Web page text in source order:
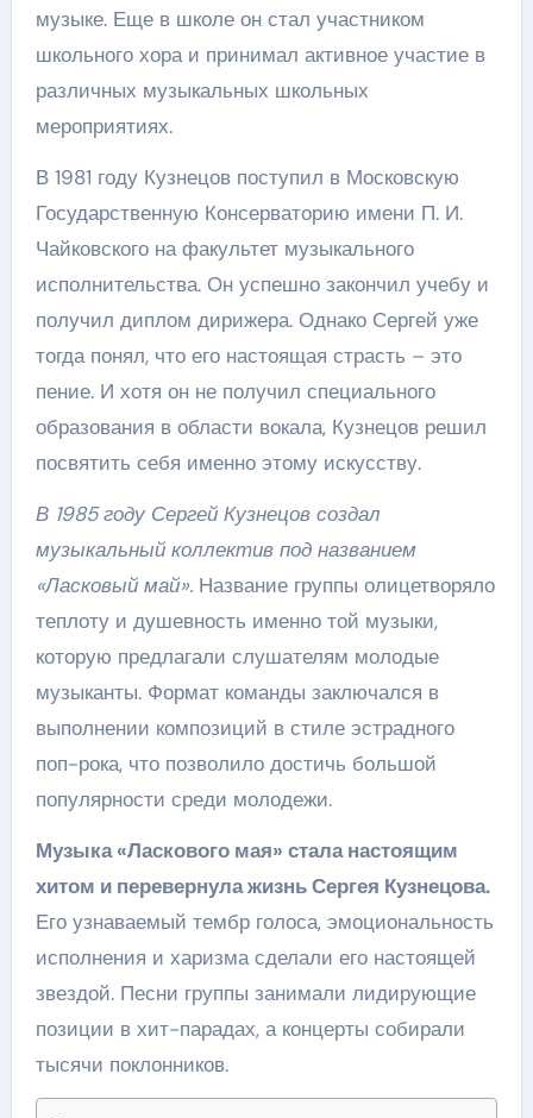
музыке. Еще в школе он стал участником
школьного хора и принимал активное участие в
различных музыкальных школьных
мероприятиях.
В 1981 году Кузнецов поступил в Московскую
Государственную Консерваторию имени П. И.
Чайковского на факультет музыкального
исполнительства. Он успешно закончил учебу и
получил диплом дирижера. Однако Сергей уже
тогда понял, что его настоящая страсть – это
пение. И хотя он не получил специального
образования в области вокала, Кузнецов решил
посвятить себя именно этому искусству.
В 1985 году Сергей Кузнецов создал
музыкальный коллектив под названием
«Ласковый май».Название группы олицетворяло
теплоту и душевность именно той музыки,
которую предлагали слушателям молодые
музыканты. Формат команды заключался в
выполнении композиций в стиле эстрадного
поп-рока, что позволило достичь большой
популярности среди молодежи.
Музыка «Ласкового мая» стала настоящим
хитом и перевернула жизнь Сергея Кузнецова.
Его узнаваемый тембр голоса, эмоциональность
исполнения и харизма сделали его настоящей
звездой. Песни группы занимали лидирующие
позиции в хит-парадах, а концерты собирали
тысячи поклонников.